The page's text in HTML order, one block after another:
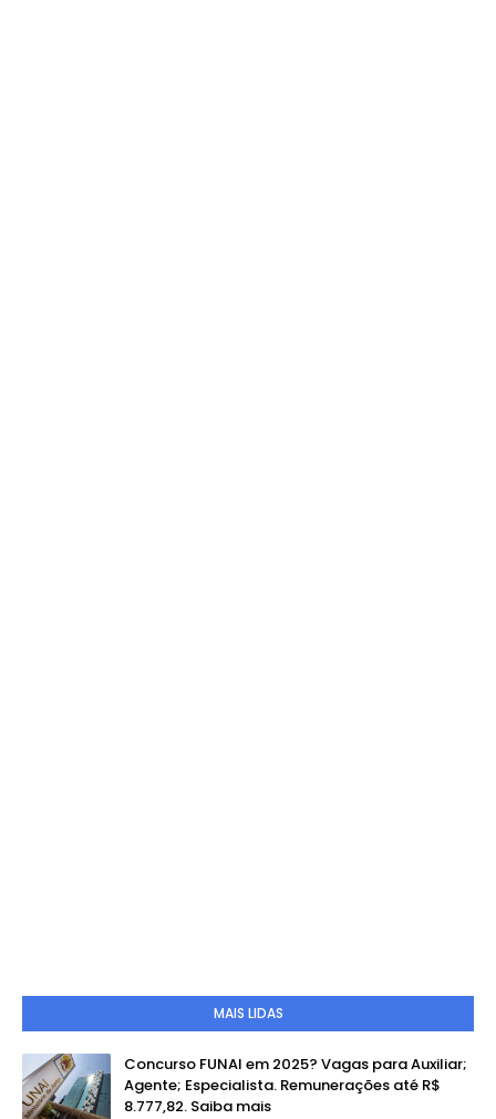
MAIS LIDAS
Concurso FUNAI em 2025? Vagas para Auxiliar;
Agente; Especialista. Remunerações até R$
8.777,82. Saiba mais